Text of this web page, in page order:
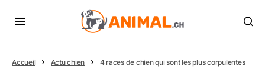
Accueil Actu chien 4 races de chien qui sont les plus corpulentes